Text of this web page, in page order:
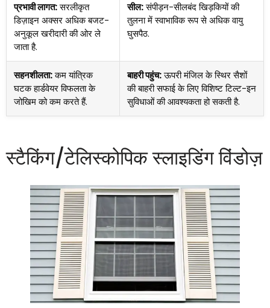
प्रभावी लागत:सरलीकृत
डिज़ाइन अक्सर अधिक बजट-
अनुकूल खरीदारी की ओर ले
जाता है.
सील:संपीड़न-सीलबंद खिड़कियों की
तुलना में स्वाभाविक रूप से अधिक वायु
घुसपैठ.
सहनशीलता:कम यांत्रिक
घटक हार्डवेयर विफलता के
जोखिम को कम करते हैं.
बाहरी पहुंच:ऊपरी मंजिल के स्थिर सैशों
की बाहरी सफाई के लिए विशिष्ट टिल्ट-इन
सुविधाओं की आवश्यकता हो सकती है.
स्टैकिंग/टेलिस्कोपिक स्लाइडिंग विंडोज़